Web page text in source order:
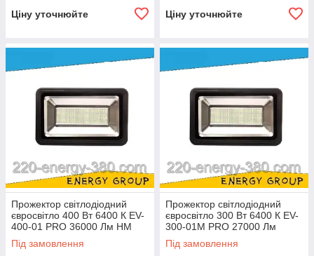
Ціну уточнюйте Ціну уточнюйте
Прожектор світлодіодний
євросвітло 400 Вт 6400 К EV-
400-01 PRO 36000 Лм HM
Під замовлення
Прожектор світлодіодний
євросвітло 300 Вт 6400 К EV-
300-01М PRO 27000 Лм
модульний
Під замовлення